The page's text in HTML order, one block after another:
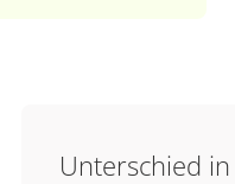
Unterschied